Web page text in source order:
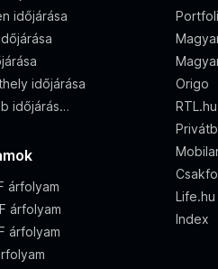
időjárása
időjárása
időjárás…
árfolyam
árfolyam
árfolyam
Origo
RTL.hu
Life.hu
Index